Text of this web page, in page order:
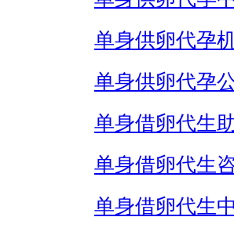
单身供卵代孕
单身供卵代孕
单身借卵代生
单身借卵代生
单身借卵代生